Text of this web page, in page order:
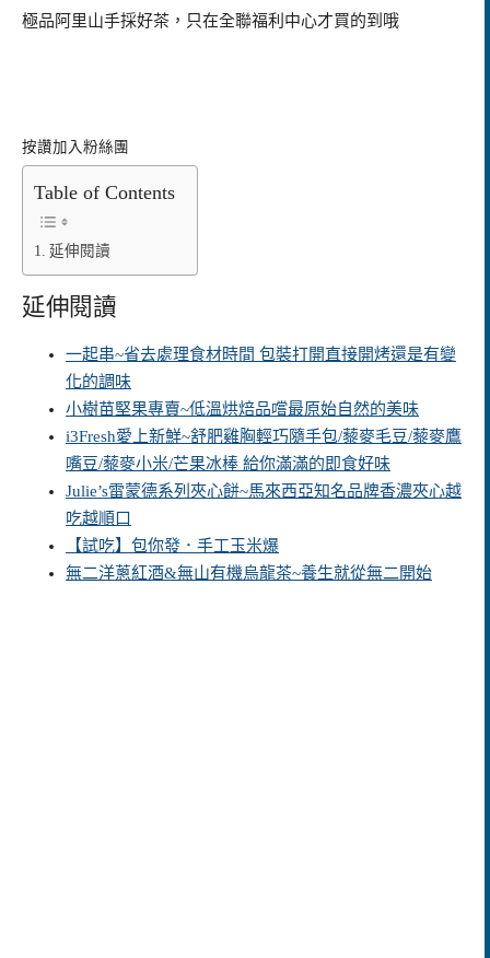
極品阿里山手採好茶，只在全聯福利中心才買的到哦
按讚加入粉絲團
Table of Contents
延伸閱讀
延伸閱讀
一起串~省去處理食材時間 包裝打開直接開烤還是有變
化的調味
小樹苗堅果專賣~低溫烘焙品嚐最原始自然的美味
i3Fresh愛上新鮮~舒肥雞胸輕巧隨手包/藜麥毛豆/藜麥鷹
嘴豆/藜麥小米/芒果冰棒 給你滿滿的即食好味
Julie’s雷蒙德系列夾心餅~馬來西亞知名品牌香濃夾心越
吃越順口
【試吃】包你發．手工玉米爆
無二洋蔥紅酒&無山有機烏龍茶~養生就從無二開始